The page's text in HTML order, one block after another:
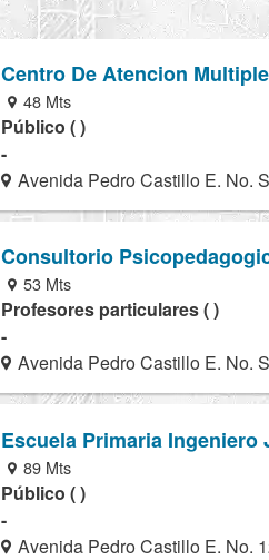
Centro De Atencion
48 Mts
Público ( )
-
Avenida Pedro Castillo E. No.
Consultorio
53 Mts
Profesores particulares ( )
-
Avenida Pedro Castillo E. No.
Escuela Primaria Ingeniero
89 Mts
Público ( )
-
Avenida Pedro Castillo E. No.